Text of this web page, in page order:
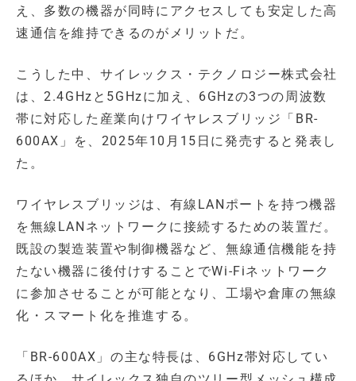
え、多数の機器が同時にアクセスしても安定した高
速通信を維持できるのがメリットだ。
こうした中、サイレックス・テクノロジー株式会社
は、2.4GHzと5GHzに加え、6GHzの3つの周波数
帯に対応した産業向けワイヤレスブリッジ「BR-
600AX」を、2025年10月15日に発売すると発表し
た。
ワイヤレスブリッジは、有線LANポートを持つ機器
を無線LANネットワークに接続するための装置だ。
既設の製造装置や制御機器など、無線通信機能を持
たない機器に後付けすることでWi-Fiネットワーク
に参加させることが可能となり、工場や倉庫の無線
化・スマート化を推進する。
「BR-600AX」の主な特長は、6GHz帯対応してい